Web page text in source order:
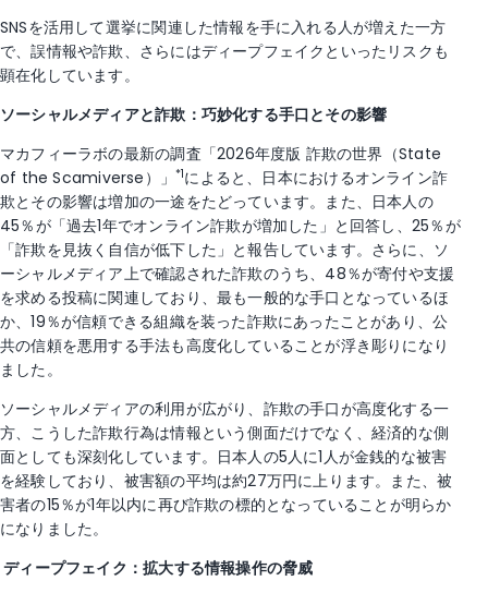
SNSを活用して選挙に関連した情報を手に入れる人が増えた一方
で、誤情報や詐欺、さらにはディープフェイクといったリスクも
顕在化しています。
ソーシャルメディアと詐欺：巧妙化する手口とその影響
マカフィーラボの最新の調査「2026年度版 詐欺の世界（State
of the Scamiverse）」 *1によると、日本におけるオンライン詐
欺とその影響は増加の一途をたどっています。また、日本人の
45％が「過去1年でオンライン詐欺が増加した」と回答し、25％が
「詐欺を見抜く自信が低下した」と報告しています。さらに、ソ
ーシャルメディア上で確認された詐欺のうち、48％が寄付や支援
を求める投稿に関連しており、最も一般的な手口となっているほ
か、19％が信頼できる組織を装った詐欺にあったことがあり、公
共の信頼を悪用する手法も高度化していることが浮き彫りになり
ました。
ソーシャルメディアの利用が広がり、詐欺の手口が高度化する一
方、こうした詐欺行為は情報という側面だけでなく、経済的な側
面としても深刻化しています。日本人の5人に1人が金銭的な被害
を経験しており、被害額の平均は約27万円に上ります。また、被
害者の15％が1年以内に再び詐欺の標的となっていることが明らか
になりました。
ディープフェイク：拡大する情報操作の脅威